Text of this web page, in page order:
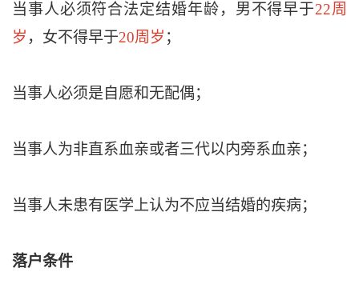
当事人必须符合法定结婚年龄，男不得早于22周
岁 ，女不得早于20周岁 ；
当事人必须是自愿和无配偶；
当事人为非直系血亲或者三代以内旁系血亲；
当事人未患有医学上认为不应当结婚的疾病；
落户条件